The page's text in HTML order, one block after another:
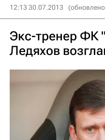
12:13 30.07.2013
Экс-тренер ФК
Ледяхов